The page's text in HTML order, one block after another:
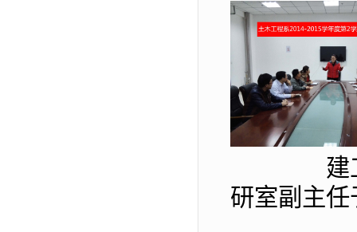
建
研室副主